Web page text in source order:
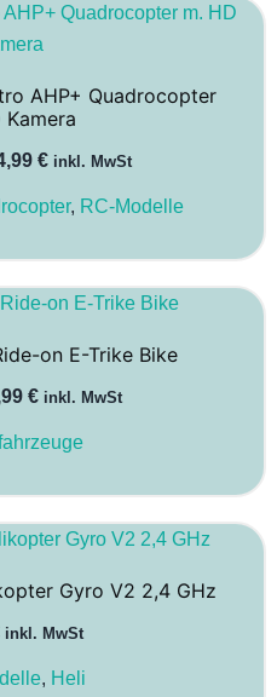
AHP+ Quadrocopter
Kamera
€Aktueller
ist:
inkl. MwSt
, RC-Modelle
on E-Trike Bike
€Aktueller
ist:
inkl. MwSt
Gyro V2 2,4 GHz
inkl. MwSt
, Heli